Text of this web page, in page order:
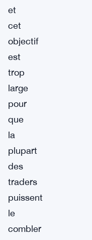
et
cet
objectif
est
trop
large
pour
que
la
plupart
des
traders
puissent
le
combler